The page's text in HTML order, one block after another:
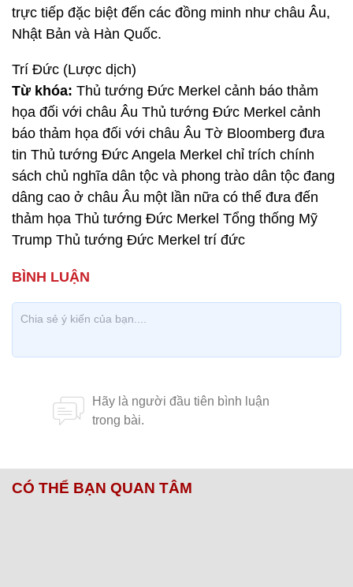
trực tiếp đặc biệt đến các đồng minh như châu Âu,
Nhật Bản và Hàn Quốc.
Trí Đức (Lược dịch)
Từ khóa: Thủ tướng Đức Merkel cảnh báo thảm
họa đối với châu Âu Thủ tướng Đức Merkel cảnh
báo thảm họa đối với châu Âu Tờ Bloomberg đưa
tin Thủ tướng Đức Angela Merkel chỉ trích chính
sách chủ nghĩa dân tộc và phong trào dân tộc đang
dâng cao ở châu Âu một lần nữa có thể đưa đến
thảm họa Thủ tướng Đức Merkel Tổng thống Mỹ
Trump Thủ tướng Đức Merkel trí đức
CÓ THỂ BẠN QUAN TÂM